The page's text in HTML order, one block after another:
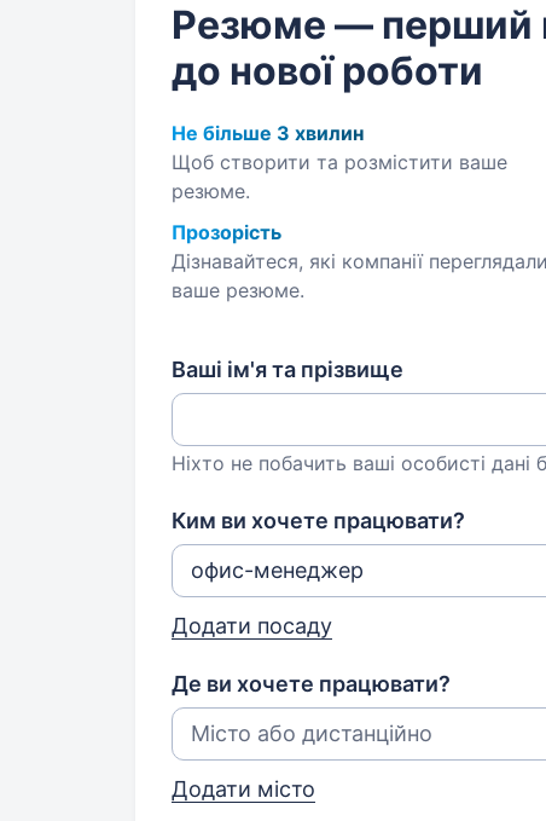
Резюме — перший
до нової роботи
Не більше 3 хвилин
Щоб створити та розмістити ваше
резюме.
Прозорість
Дізнавайтеся, які компанії переглядали
ваше резюме.
Ваші ім'я та прізвище
Ніхто не побачить ваші особисті дані
Ким ви хочете працювати?
Додати посаду
Де ви хочете працювати?
Додати місто